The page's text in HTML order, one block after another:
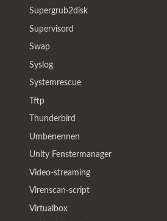
Supergrub2disk
Supervisord
Swap
Syslog
Systemrescue
Tftp
Thunderbird
Umbenennen
Unity Fenstermanager
Video-streaming
Virenscan-script
Virtualbox